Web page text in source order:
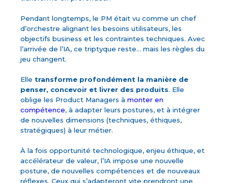
Pendant longtemps, le PM était vu comme un chef
d’orchestre alignant les besoins utilisateurs, les
objectifs business et les contraintes techniques. Avec
l’arrivée de l’IA, ce triptyque reste… mais les règles du
jeu changent.
Elle transforme profondément la manière de
penser, concevoir et livrer des produits. Elle
oblige les Product Managers àmonter en
compétence, à adapter leurs postures, et à intégrer
de nouvelles dimensions (techniques, éthiques,
stratégiques) à leur métier.
À la fois opportunité technologique, enjeu éthique, et
accélérateur de valeur, l’IA impose une nouvelle
posture, de nouvelles compétences et de nouveaux
réflexes. Ceux qui s’adapteront vite prendront une